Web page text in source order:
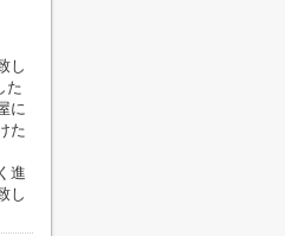
し
た
に
た
進
し